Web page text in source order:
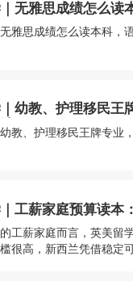
无雅思成绩怎么读
雅思成绩怎么读本科，
幼教、护理移民王
教、护理移民王牌专业
工薪家庭预算读本
工薪家庭而言，英美留
很高，新西兰凭借稳定